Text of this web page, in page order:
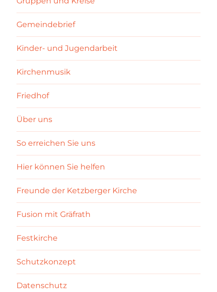
Gemeindebrief
Kinder- und Jugendarbeit
Kirchenmusik
Friedhof
Über uns
So erreichen Sie uns
Hier können Sie helfen
Freunde der Ketzberger Kirche
Fusion mit Gräfrath
Festkirche
Schutzkonzept
Datenschutz